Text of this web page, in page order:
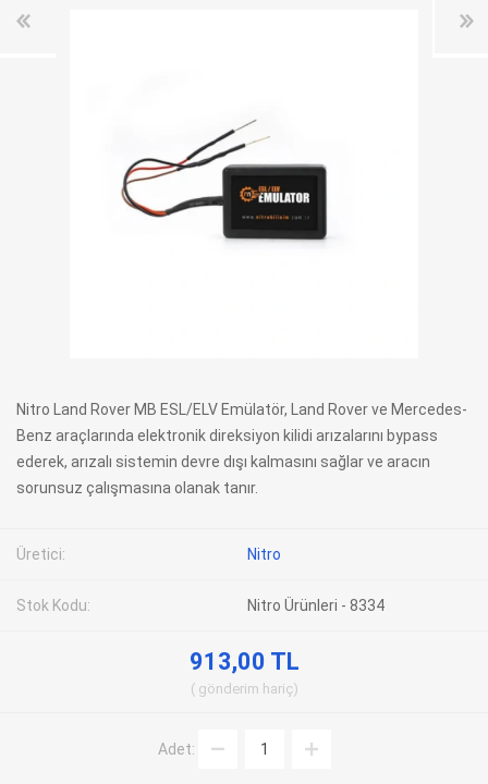
Nitro Land Rover MB ESL/ELV Emülatör, Land Rover ve Mercedes-
Benz araçlarında elektronik direksiyon kilidi arızalarını bypass
ederek, arızalı sistemin devre dışı kalmasını sağlar ve aracın
sorunsuz çalışmasına olanak tanır.
Üretici: Nitro
Stok Kodu: Nitro Ürünleri - 8334
913,00 TL
gönderim hariç
Adet: